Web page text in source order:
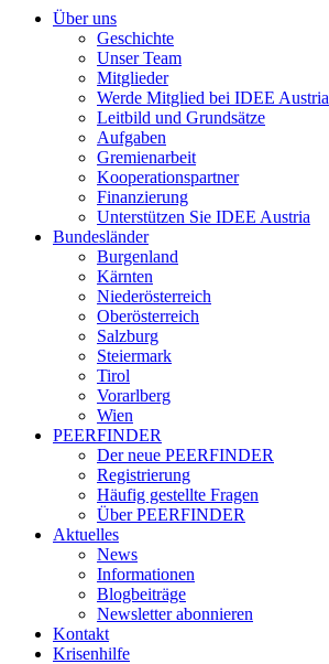
Über uns
Geschichte
Unser Team
Mitglieder
Werde Mitglied bei IDEE Austria
Leitbild und Grundsätze
Aufgaben
Gremienarbeit
Kooperationspartner
Finanzierung
Unterstützen Sie IDEE Austria
Bundesländer
Burgenland
Kärnten
Niederösterreich
Oberösterreich
Salzburg
Steiermark
Tirol
Vorarlberg
Wien
PEERFINDER
Der neue PEERFINDER
Registrierung
Häufig gestellte Fragen
Über PEERFINDER
Aktuelles
News
Informationen
Blogbeiträge
Newsletter abonnieren
Kontakt
Krisenhilfe